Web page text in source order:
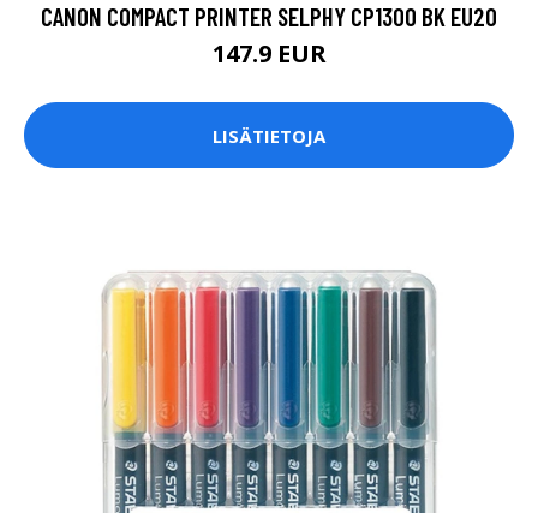
CANON COMPACT PRINTER SELPHY CP1300 BK EU20
147.9 EUR
LISÄTIETOJA